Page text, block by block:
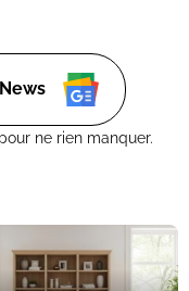
nous
Ctendance.fr)
ne rien manquer.